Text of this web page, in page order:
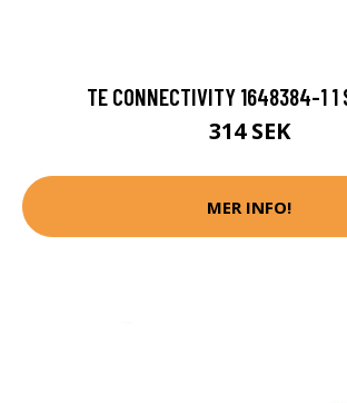
TE CONNECTIVITY 1648384-1 1
314 SEK
MER INFO!